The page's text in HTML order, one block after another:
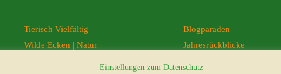
Tierisch Vielfältig
Wilde Ecken | Natur
Blogparaden
Jahresrückblicke
Einstellungen zum Datenschutz